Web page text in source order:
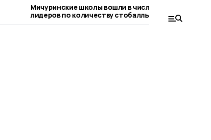
Мичуринские школы вошли в число
лидеров по количеству стобалльников